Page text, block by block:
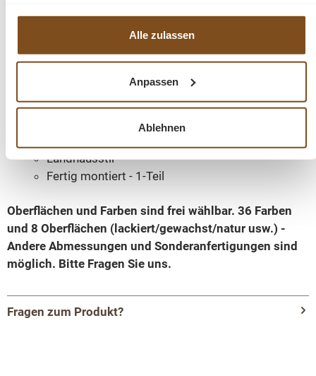
haben.
Alle zulassen
Anpassen
Ablehnen
Abmessungen: H: 210 cm, B: 151 cm, T: 36
cm
Innenfarbe - frei wählbar
Massivholz Möbel
Korpus 100% Kiefernholz
Landhausstil
Fertig montiert - 1-Teil
Oberflächen und Farben sind frei wählbar. 36 Farben
und 8 Oberflächen (lackiert/gewachst/natur usw.) -
Andere Abmessungen und Sonderanfertigungen sind
möglich. Bitte Fragen Sie uns.
Fragen zum Produkt?